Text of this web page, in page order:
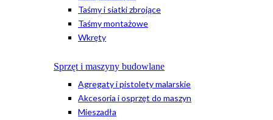
Taśmy i siatki zbrojące
Taśmy montażowe
Wkręty
Sprzęt i maszyny budowlane
Agregaty i pistolety malarskie
Akcesoria i osprzęt do maszyn
Mieszadła